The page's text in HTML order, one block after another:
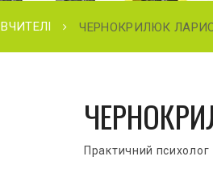
ВЧИТЕЛІ ЧЕРНОКРИЛЮК
Практичний психолог